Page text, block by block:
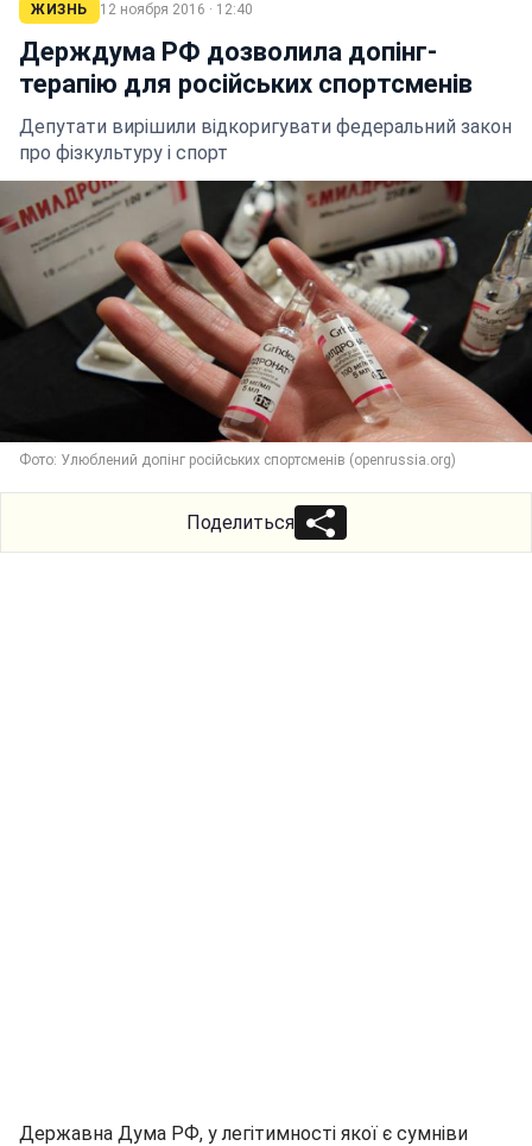
ЖИЗНЬ 12 ноября 2016 · 12:40
Держдума РФ дозволила допінг-
терапію для російських спортсменів
Депутати вирішили відкоригувати федеральний закон
про фізкультуру і спорт
Фото: Улюблений допінг російських спортсменів (openrussia.org)
Поделиться
Державна Дума РФ, у легітимності якої є сумніви